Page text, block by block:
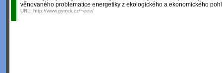
věnovaného problematice energetiky z ekologického a ekonomického
URL: http://www.gymck.cz/~eee/